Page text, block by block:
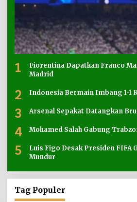
1
Fiorentina Dapatkan Franco
Madrid
2 Indonesia Bermain Imbang 1-1
3 Arsenal Sepakat Datangkan
4 Mohamed Salah Gabung
5
Luis Figo Desak Presiden FIFA
Mundur
Tag Populer